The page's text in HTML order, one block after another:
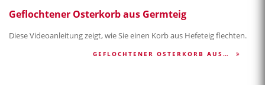
Geflochtener Osterkorb aus Germteig
Diese Videoanleitung zeigt, wie Sie einen Korb aus Hefeteig flechten.
GEFLOCHTENER OSTERKORB AUS…